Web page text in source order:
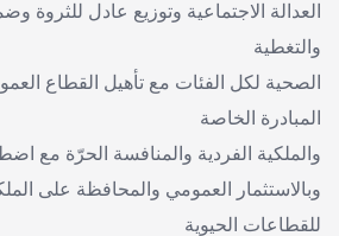
العدالة الاجتماعية وتوزيع عادل للثروة
والتغطية
الصحية لكل الفئات مع تأهيل القطاع
المبادرة الخاصة
والملكية الفردية والمنافسة الحرّة مع
وبالاستثمار العمومي والمحافظة على
للقطاعات الحيوية